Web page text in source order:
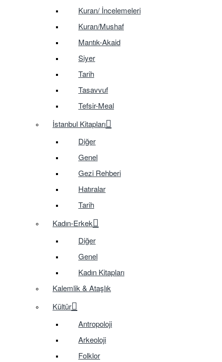
Kuran/ İncelemeleri
Kuran/Mushaf
Mantık-Akaid
Siyer
Tarih
Tasavvuf
Tefsir-Meal
İstanbul Kitapları
Diğer
Genel
Gezi Rehberi
Hatıralar
Tarih
Kadın-Erkek
Diğer
Genel
Kadın Kitapları
Kalemlik & Ataşlık
Kültür
Antropoloji
Arkeoloji
Folklor